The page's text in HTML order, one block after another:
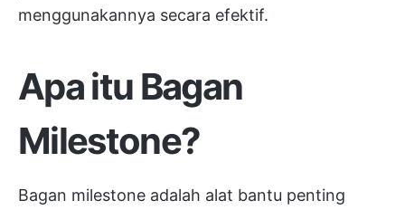
menggunakannya secara efektif.
Apa itu Bagan
Milestone?
Bagan milestone adalah alat bantu penting